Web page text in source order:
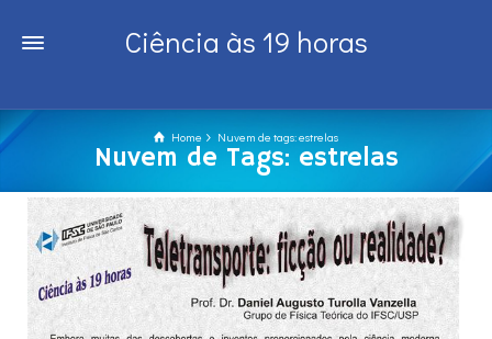
Ciência às 19 horas
Home Nuvem de tags: estrelas
Nuvem de Tags: estrelas